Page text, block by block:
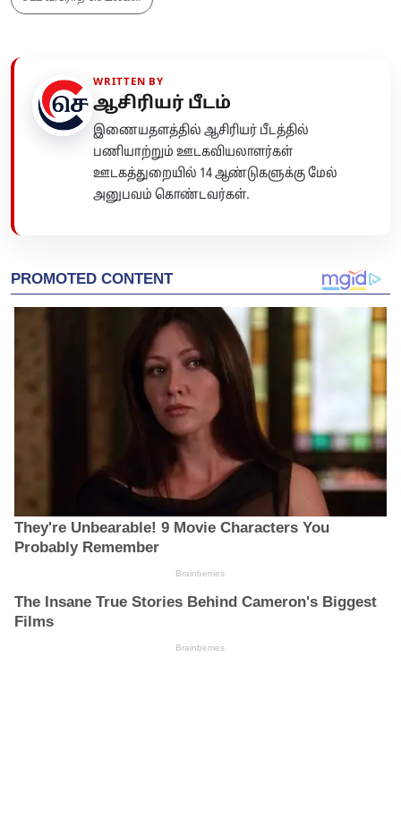
WRITTEN BY
ஆசிரியர் பீடம்
இணையதளத்தில் ஆசிரியர் பீடத்தில்
பணியாற்றும் ஊடகவியலாளர்கள்
ஊடகத்துறையில் 14 ஆண்டுகளுக்கு மேல்
அனுபவம் கொண்டவர்கள்.